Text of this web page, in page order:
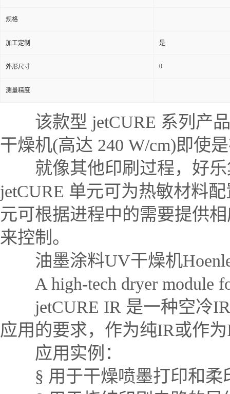
规格
加工定制 是
外形尺寸 0
测量精度
该款型 jetCURE 系列产品
干燥机(高达 240 W/cm)即使
就像其他印刷过程，好乐
jetCURE 单元可为热敏材料
元可根据进程中的需要提供
来控制。
油墨涂料UV干燥机Hoenle
A high-tech dryer module for
jetCURE IR 是一种空冷IR
应用的要求，作为纯IR或作
应用实例：
§ 用于干燥喷墨打印和柔